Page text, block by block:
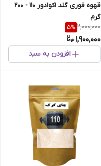
قهوه فوری گلد اکوادور 110 - 200
گرم
2,000,000
5%
1,900,000
افزودن به سبد